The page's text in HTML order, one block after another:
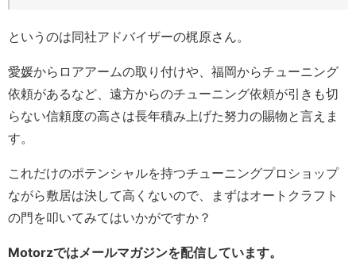
というのは同社アドバイザーの梶原さん。
愛媛からロアアームの取り付けや、福岡からチューニング
依頼があるなど、遠方からのチューニング依頼が引きも切
らない信頼度の高さは長年積み上げた努力の賜物と言えま
す。
これだけのポテンシャルを持つチューニングプロショップ
ながら敷居は決して高くないので、まずはオートクラフト
の門を叩いてみてはいかがですか？
Motorzではメールマガジンを配信しています。